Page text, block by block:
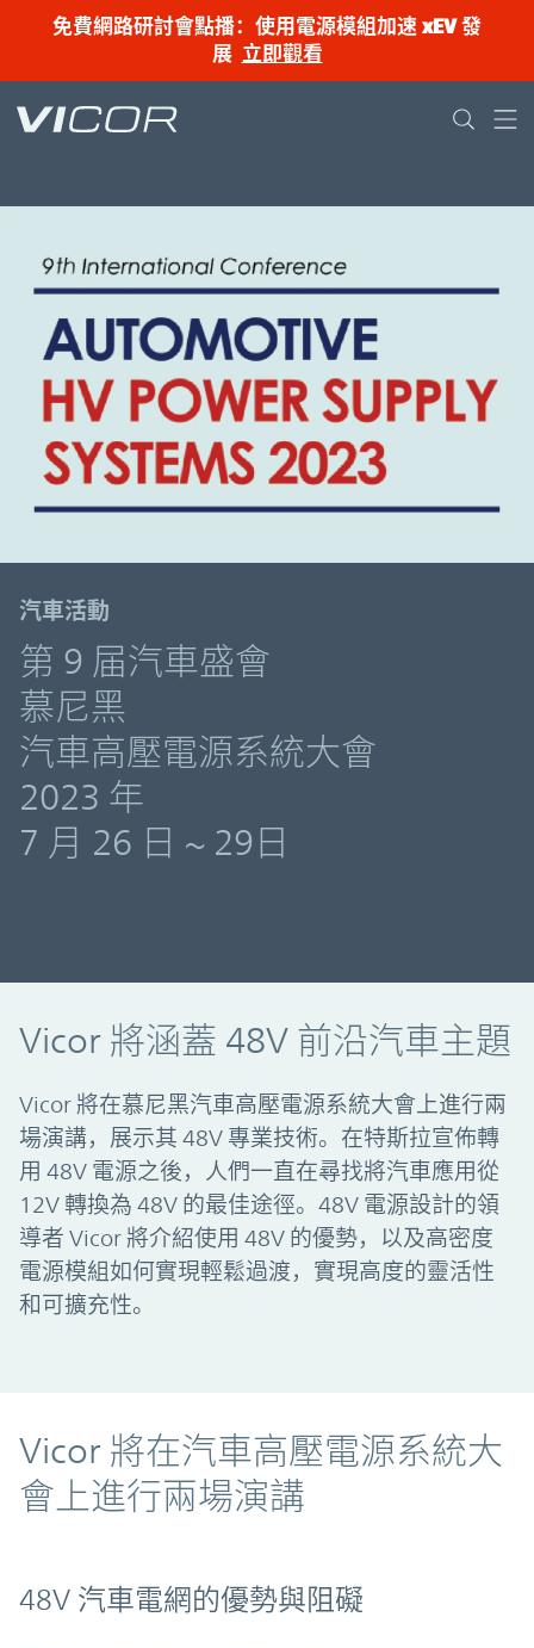
Skip to main content
免費網路研討會點播：使用電源模組加速 xEV 發
展 立即觀看
汽車活動
第 9 届汽車盛會
慕尼黑
汽車高壓電源系統大會
2023 年
7 月 26 日 ~ 29日
Vicor 將涵蓋 48V 前沿汽車主題
Vicor 將在慕尼黑汽車高壓電源系統大會上進行兩
場演講，展示其 48V 專業技術。在特斯拉宣佈轉
用 48V 電源之後，人們一直在尋找將汽車應用從
12V 轉換為 48V 的最佳途徑。48V 電源設計的領
導者 Vicor 將介紹使用 48V 的優勢，以及高密度
電源模組如何實現輕鬆過渡，實現高度的靈活性
和可擴充性。
Vicor 將在汽車高壓電源系統大
會上進行兩場演講
48V 汽車電網的優勢與阻礙